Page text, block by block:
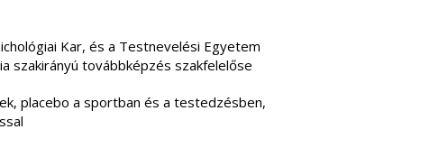
Kar, és a Testnevelési Egyetem
szakirányú továbbképzés szakfelelőse
placebo a sportban és a testedzésben,